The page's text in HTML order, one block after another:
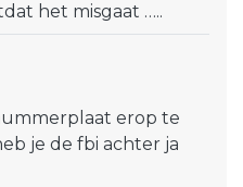
het misgaat …..
erop te
je de fbi achter ja